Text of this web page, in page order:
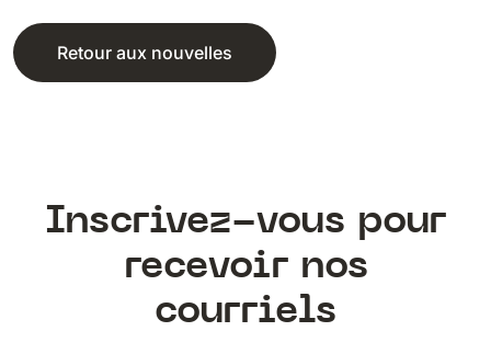
Retour aux nouvelles
Inscrivez-vous pour
recevoir nos
courriels